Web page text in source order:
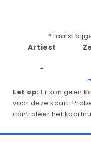
* Laatst
Artiest
-
Let op: Er kon geen
voor deze kaart.
controleer het